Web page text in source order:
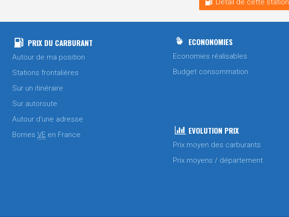
Détail de cette station
PRIX DU CARBURANT
Autour de ma position
Stations frontalières
Sur un itinéraire
Sur autoroute
Autour d'une adresse
Bornes VE en France
ECONONOMIES
Economies réalisables
Budget consommation
EVOLUTION PRIX
Prix moyen des carburants
Prix moyens / département